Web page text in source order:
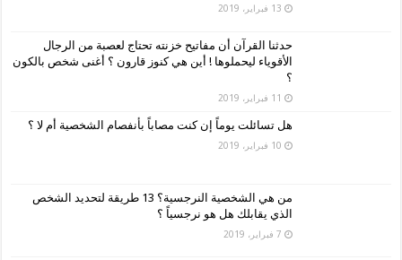
13 فبراير، 2019
حدثنا القرآن أن مفاتيح خزنته تحتاج لعصبة من الرجال
الأقوياء ليحملوها ! أين هي كنوز قارون ؟ أغنى شخص بالكون
؟
11 فبراير، 2019
هل تسائلت يوماً إن كنت مصاباً بأنفصام الشخصية أم لا ؟
10 فبراير، 2019
من هي الشخصية النرجسية؟ 13 طريقة لتحديد الشخص
الذي يقابلك هل هو نرجسياً ؟
7 فبراير، 2019